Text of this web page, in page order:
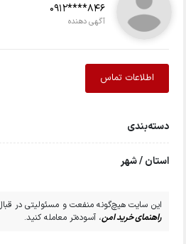
0912****846
آگهی دهنده
اطلاعات تماس
دسته‌بندی
استان / شهر
این سایت هیچ‌گونه منفعت و مسئولیتی در
راهنمای خرید امن، آسوده‌تر معامله کنید.